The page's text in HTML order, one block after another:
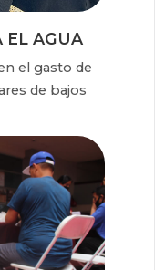
EL AGUA
el gasto de
de bajos